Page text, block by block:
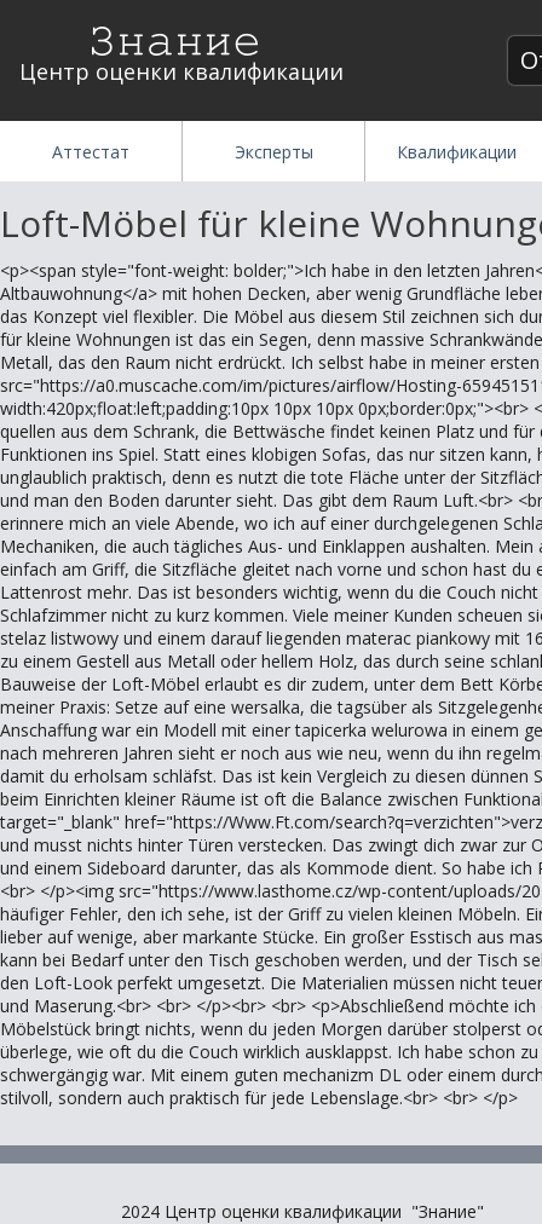
Центр оценки квалификации
Аттестат Эксперты Квалификации
Loft-Möbel für kleine
<p><span style="font-weight: bolder;">Ich habe in den letzten
Altbauwohnung</a> mit hohen Decken, aber wenig Grundfläche
das Konzept viel flexibler. Die Möbel aus diesem Stil zeichnen sich
für kleine Wohnungen ist das ein Segen, denn massive
Metall, das den Raum nicht erdrückt. Ich selbst habe in meiner
src="https://a0.muscache.com/im/pictures/airflow/Hosting-
width:420px;float:left;padding:10px 10px 10px
quellen aus dem Schrank, die Bettwäsche findet keinen Platz und
Funktionen ins Spiel. Statt eines klobigen Sofas, das nur sitzen
unglaublich praktisch, denn es nutzt die tote Fläche unter der
und man den Boden darunter sieht. Das gibt dem Raum Luft.<br>
erinnere mich an viele Abende, wo ich auf einer durchgelegenen
Mechaniken, die auch tägliches Aus- und Einklappen aushalten.
einfach am Griff, die Sitzfläche gleitet nach vorne und schon hast
Lattenrost mehr. Das ist besonders wichtig, wenn du die Couch
Schlafzimmer nicht zu kurz kommen. Viele meiner Kunden scheuen
stelaz listwowy und einem darauf liegenden materac piankowy mit
zu einem Gestell aus Metall oder hellem Holz, das durch seine
Bauweise der Loft-Möbel erlaubt es dir zudem, unter dem Bett
meiner Praxis: Setze auf eine wersalka, die tagsüber als
Anschaffung war ein Modell mit einer tapicerka welurowa in einem
nach mehreren Jahren sieht er noch aus wie neu, wenn du ihn
damit du erholsam schläfst. Das ist kein Vergleich zu diesen
beim Einrichten kleiner Räume ist oft die Balance zwischen
target="_blank" href="https://Www.Ft.com/
und musst nichts hinter Türen verstecken. Das zwingt dich zwar zur
und einem Sideboard darunter, das als Kommode dient. So habe
<br> </p><img src="https://www.lasthome.cz/wp-content/uploads/
häufiger Fehler, den ich sehe, ist der Griff zu vielen kleinen Möbeln.
lieber auf wenige, aber markante Stücke. Ein großer Esstisch aus
kann bei Bedarf unter den Tisch geschoben werden, und der Tisch
den Loft-Look perfekt umgesetzt. Die Materialien müssen nicht
und Maserung.<br> <br> </p><br> <br> <p>Abschließend möchte
Möbelstück bringt nichts, wenn du jeden Morgen darüber stolperst
überlege, wie oft du die Couch wirklich ausklappst. Ich habe schon
schwergängig war. Mit einem guten mechanizm DL oder einem
stilvoll, sondern auch praktisch für jede Lebenslage.<br> <br> </p>
2024 Центр оценки квалификации "Знание"